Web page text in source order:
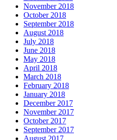
November 2018
October 2018
September 2018
August 2018
July 2018
June 2018
May 2018
April 2018
March 2018
February 2018
January 2018
December 2017
November 2017
October 2017
September 2017
August 2017